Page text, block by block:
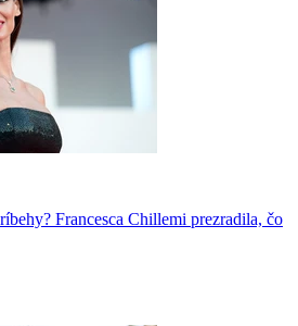
Francesca Chillemi prezradila, čo